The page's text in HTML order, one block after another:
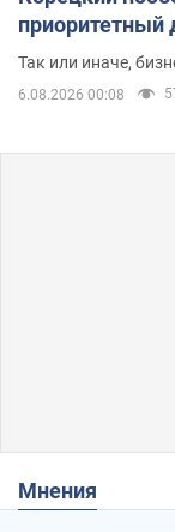
помещениям
Так или иначе,
6.08.2026 00:08
Мнения